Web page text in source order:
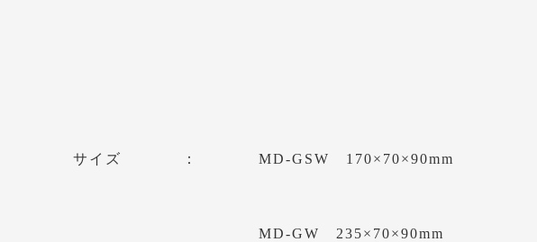
サイズ MD-GSW 170×70×90mm
MD-GW 235×70×90mm